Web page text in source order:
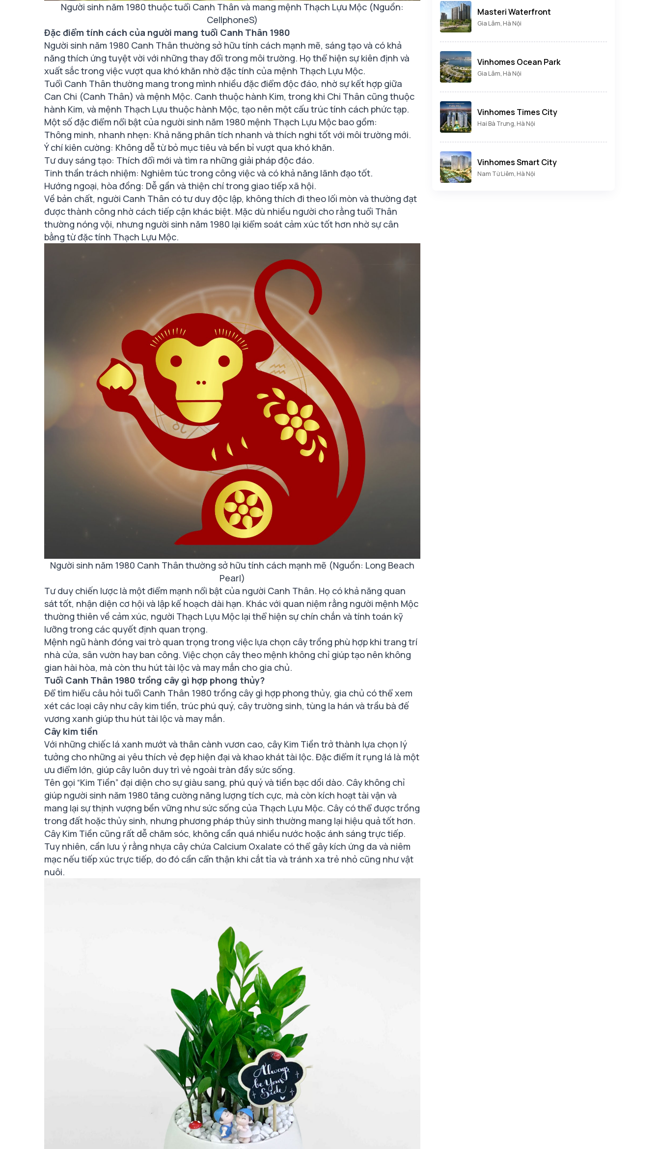
Người sinh năm 1980 thuộc tuổi Canh Thân và mang mệnh Thạch Lựu Mộc (Nguồn:
CellphoneS)
Đặc điểm tính cách của người mang tuổi Canh Thân 1980
Người sinh năm 1980 Canh Thân thường sở hữu tính cách mạnh mẽ, sáng tạo và có khả
năng thích ứng tuyệt vời với những thay đổi trong môi trường. Họ thể hiện sự kiên định và
xuất sắc trong việc vượt qua khó khăn nhờ đặc tính của mệnh Thạch Lựu Mộc.
Tuổi Canh Thân thường mang trong mình nhiều đặc điểm độc đáo, nhờ sự kết hợp giữa
Can Chi (Canh Thân) và mệnh Mộc. Canh thuộc hành Kim, trong khi Chi Thân cũng thuộc
hành Kim, và mệnh Thạch Lựu thuộc hành Mộc, tạo nên một cấu trúc tính cách phức tạp.
Một số đặc điểm nổi bật của người sinh năm 1980 mệnh Thạch Lựu Mộc bao gồm:
Thông minh, nhanh nhẹn: Khả năng phân tích nhanh và thích nghi tốt với môi trường mới.
Ý chí kiên cường: Không dễ từ bỏ mục tiêu và bền bỉ vượt qua khó khăn.
Tư duy sáng tạo: Thích đổi mới và tìm ra những giải pháp độc đáo.
Tinh thần trách nhiệm: Nghiêm túc trong công việc và có khả năng lãnh đạo tốt.
Hướng ngoại, hòa đồng: Dễ gần và thiện chí trong giao tiếp xã hội.
Về bản chất, người Canh Thân có tư duy độc lập, không thích đi theo lối mòn và thường đạt
được thành công nhờ cách tiếp cận khác biệt. Mặc dù nhiều người cho rằng tuổi Thân
thường nóng vội, nhưng người sinh năm 1980 lại kiểm soát cảm xúc tốt hơn nhờ sự cân
bằng từ đặc tính Thạch Lựu Mộc.
Người sinh năm 1980 Canh Thân thường sở hữu tính cách mạnh mẽ (Nguồn: Long Beach
Pearl)
Tư duy chiến lược là một điểm mạnh nổi bật của người Canh Thân. Họ có khả năng quan
sát tốt, nhận diện cơ hội và lập kế hoạch dài hạn. Khác với quan niệm rằng người mệnh Mộc
thường thiên về cảm xúc, người Thạch Lựu Mộc lại thể hiện sự chín chắn và tính toán kỹ
lưỡng trong các quyết định quan trọng.
Mệnh ngũ hành đóng vai trò quan trọng trong việc lựa chọn cây trồng phù hợp khi trang trí
nhà cửa, sân vườn hay ban công. Việc chọn cây theo mệnh không chỉ giúp tạo nên không
gian hài hòa, mà còn thu hút tài lộc và may mắn cho gia chủ.
Tuổi Canh Thân 1980 trồng cây gì hợp phong thủy?
Để tìm hiểu câu hỏi tuổi Canh Thân 1980 trồng cây gì hợp phong thủy, gia chủ có thể xem
xét các loại cây như cây kim tiền, trúc phú quý, cây trường sinh, tùng la hán và trầu bà đế
vương xanh giúp thu hút tài lộc và may mắn.
Cây kim tiền
Với những chiếc lá xanh mướt và thân cành vươn cao, cây Kim Tiền trở thành lựa chọn lý
tưởng cho những ai yêu thích vẻ đẹp hiện đại và khao khát tài lộc. Đặc điểm ít rụng lá là một
ưu điểm lớn, giúp cây luôn duy trì vẻ ngoài tràn đầy sức sống.
Tên gọi “Kim Tiền” đại diện cho sự giàu sang, phú quý và tiền bạc dồi dào. Cây không chỉ
giúp người sinh năm 1980 tăng cường năng lượng tích cực, mà còn kích hoạt tài vận và
mang lại sự thịnh vượng bền vững như sức sống của Thạch Lựu Mộc. Cây có thể được trồng
trong đất hoặc thủy sinh, nhưng phương pháp thủy sinh thường mang lại hiệu quả tốt hơn.
Cây Kim Tiền cũng rất dễ chăm sóc, không cần quá nhiều nước hoặc ánh sáng trực tiếp.
Tuy nhiên, cần lưu ý rằng nhựa cây chứa Calcium Oxalate có thể gây kích ứng da và niêm
mạc nếu tiếp xúc trực tiếp, do đó cần cẩn thận khi cắt tỉa và tránh xa trẻ nhỏ cũng như vật
nuôi.
Masteri Waterfront
Gia Lâm, Hà Nội
Vinhomes Ocean Park
Gia Lâm, Hà Nội
Vinhomes Times City
Hai Bà Trưng, Hà Nội
Vinhomes Smart City
Nam Từ Liêm, Hà Nội